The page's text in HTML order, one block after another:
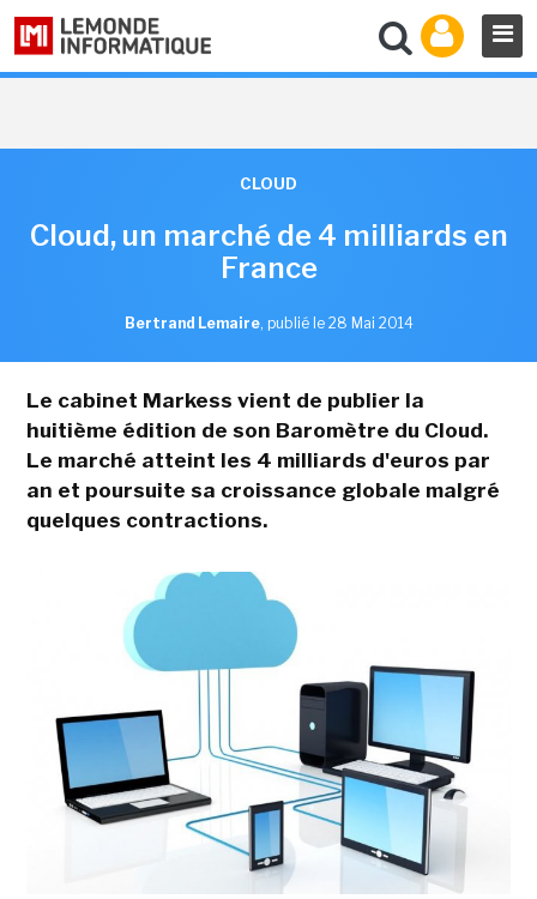
CLOUD
Cloud, un marché de 4 milliards en
France
Bertrand Lemaire, publié le 28 Mai 2014
Le cabinet Markess vient de publier la
huitième édition de son Baromètre du Cloud.
Le marché atteint les 4 milliards d'euros par
an et poursuite sa croissance globale malgré
quelques contractions.